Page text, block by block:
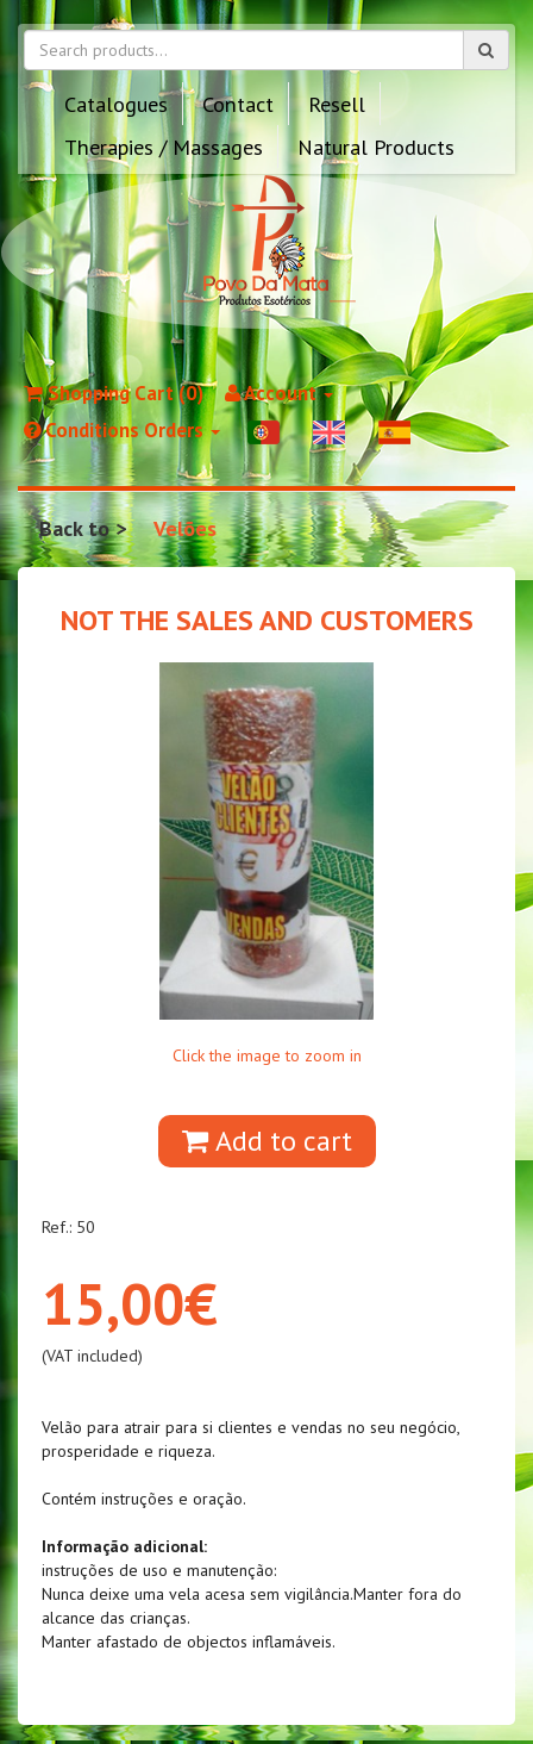
Catalogues Contact
Resell
Therapies / Massages
Natural Products
Shopping Cart (0)
Account
Conditions Orders
Back to Velões
NOT THE SALES AND CUSTOMERS
Click the image to zoom in
Add to cart
Ref.: 50
15,00€
(VAT included)
Velão para atrair para si clientes e vendas no seu negócio,
prosperidade e riqueza.
Contém instruções e oração.
Informação adicional:
instruções de uso e manutenção:
Nunca deixe uma vela acesa sem vigilância.Manter fora do
alcance das crianças.
Manter afastado de objectos inflamáveis.